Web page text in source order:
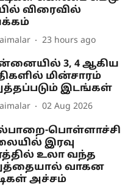
விரைவில்
23 hours ago
3, 4 ஆகிய
மின்சாரம்
இடங்கள்
02 Aug 2026
பொள்ளாச்சி
இரவு
உலா வந்த
வாகன
அச்சம்